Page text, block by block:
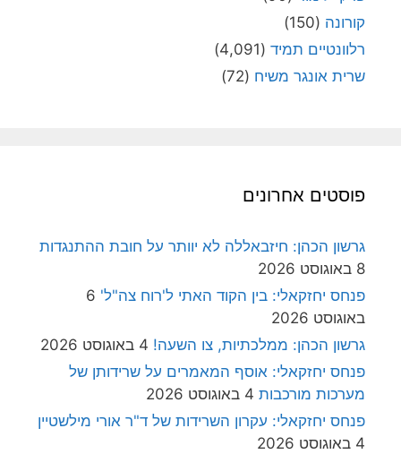
קורונה (150)
רלוונטיים תמיד (4,091)
שרית אונגר משיח (72)
פוסטים אחרונים
גרשון הכהן: חיזבאללה לא יוותר על חובת ההתנגדות
8 באוגוסט 2026
פנחס יחזקאלי: בין הקוד האתי ל'רוח צה"ל' 6
באוגוסט 2026
גרשון הכהן: ממלכתיות, צו השעה! 4 באוגוסט 2026
פנחס יחזקאלי: אוסף המאמרים על שרידותן של
מערכות מורכבות 4 באוגוסט 2026
פנחס יחזקאלי: עקרון השרידות של ד"ר אורי מילשטיין
4 באוגוסט 2026